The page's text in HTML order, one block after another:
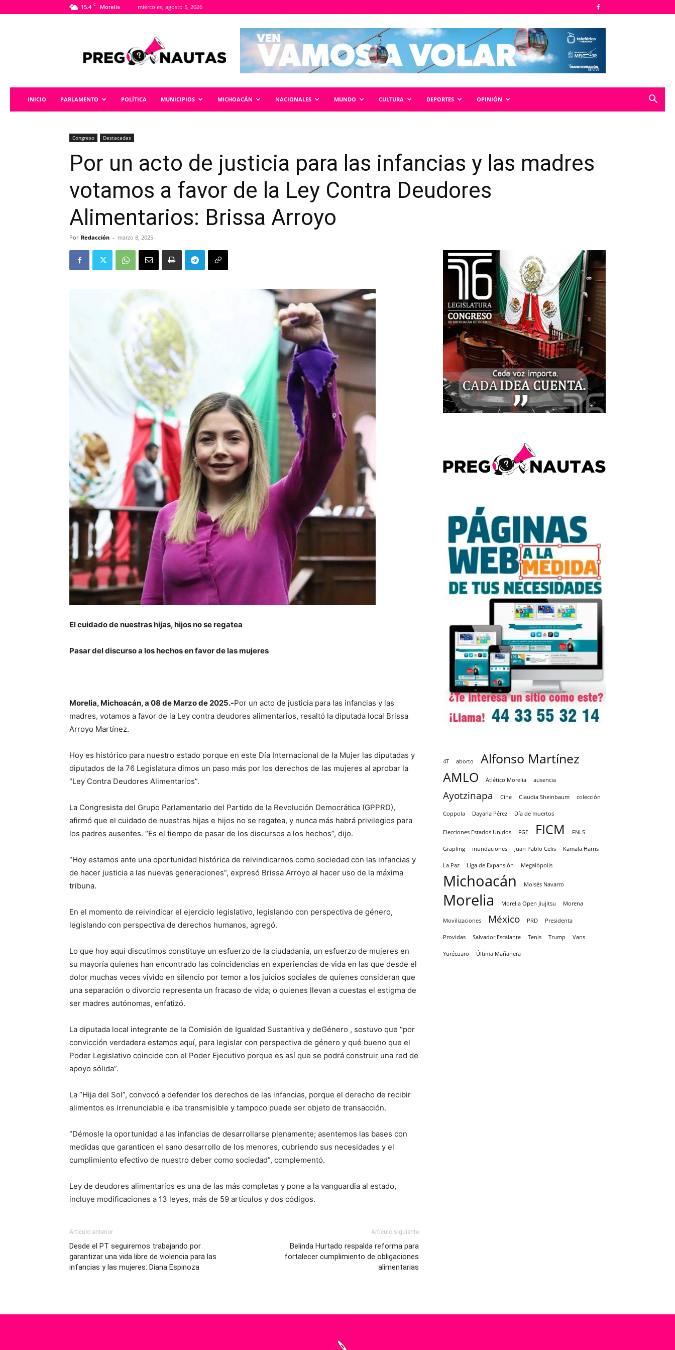
15.4 C Morelia miércoles, agosto 5, 2026
INICIO PARLAMENTO POLÍTICA MUNICIPIOS MICHOACÁN NACIONALES MUNDO CULTURA DEPORTES OPINIÓN
Congreso Destacadas
Por un acto de justicia para las infancias y las madres
votamos a favor de la Ley Contra Deudores
Alimentarios: Brissa Arroyo
Por Redacción - marzo 8, 2025
El cuidado de nuestras hijas, hijos no se regatea
Pasar del discurso a los hechos en favor de las mujeres
Morelia, Michoacán, a 08 de Marzo de 2025.-Por un acto de justicia para las infancias y las
madres, votamos a favor de la Ley contra deudores alimentarios, resaltó la diputada local Brissa
Arroyo Martínez.
Hoy es histórico para nuestro estado porque en este Día Internacional de la Mujer las diputadas y
diputados de la 76 Legislatura dimos un paso más por los derechos de las mujeres al aprobar la
“Ley Contra Deudores Alimentarios”.
La Congresista del Grupo Parlamentario del Partido de la Revolución Democrática (GPPRD),
afirmó que el cuidado de nuestras hijas e hijos no se regatea, y nunca más habrá privilegios para
los padres ausentes. “Es el tiempo de pasar de los discursos a los hechos”, dijo.
“Hoy estamos ante una oportunidad histórica de reivindicarnos como sociedad con las infancias y
de hacer justicia a las nuevas generaciones”, expresó Brissa Arroyo al hacer uso de la máxima
tribuna.
En el momento de reivindicar el ejercicio legislativo, legislando con perspectiva de género,
legislando con perspectiva de derechos humanos, agregó.
Lo que hoy aquí discutimos constituye un esfuerzo de la ciudadanía, un esfuerzo de mujeres en
su mayoría quienes han encontrado las coincidencias en experiencias de vida en las que desde el
dolor muchas veces vivido en silencio por temor a los juicios sociales de quienes consideran que
una separación o divorcio representa un fracaso de vida; o quienes llevan a cuestas el estigma de
ser madres autónomas, enfatizó.
La diputada local integrante de la Comisión de Igualdad Sustantiva y deGénero , sostuvo que “por
convicción verdadera estamos aquí, para legislar con perspectiva de género y qué bueno que el
Poder Legislativo coincide con el Poder Ejecutivo porque es así que se podrá construir una red de
apoyo sólida”.
La “Hija del Sol”, convocó a defender los derechos de las infancias, porque el derecho de recibir
alimentos es irrenunciable e iba transmisible y tampoco puede ser objeto de transacción.
“Démosle la oportunidad a las infancias de desarrollarse plenamente; asentemos las bases con
medidas que garanticen el sano desarrollo de los menores, cubriendo sus necesidades y el
cumplimiento efectivo de nuestro deber como sociedad”, complementó.
Ley de deudores alimentarios es una de las más completas y pone a la vanguardia al estado,
incluye modificaciones a 13 leyes, más de 59 artículos y dos códigos.
Artículo anterior
Desde el PT seguiremos trabajando por
garantizar una vida libre de violencia para las
infancias y las mujeres: Diana Espinoza
Artículo siguiente
Belinda Hurtado respalda reforma para
fortalecer cumplimiento de obligaciones
alimentarias
4T aborto
Alfonso Martínez
AMLO
Atlético Morelia ausencia
Ayotzinapa Cine Claudia Sheinbaum colección
Coppola Dayana Pérez Día de muertos
Elecciones Estados Unidos FGE FICM FNLS
Grapling inundaciones Juan Pablo Celis Kamala Harris
La Paz Liga de Expansión Megalópolis
Michoacán Moisés Navarro
Morelia Morelia Open Jiujitsu Morena
Movilizaciones México PRD Presidenta
Providas Salvador Escalante Tenis Trump Vans
Yurécuaro Última Mañanera